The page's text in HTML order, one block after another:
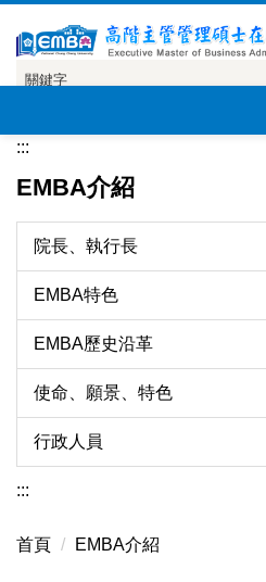
到
主
容
區
:::
EMBA介紹
院長、執行長
EMBA特色
EMBA歷史沿革
使命、願景、特色
行政人員
:::
首頁 EMBA介紹